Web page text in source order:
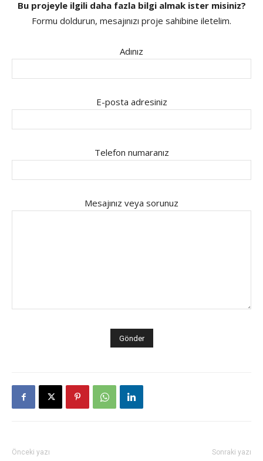
Bu projeyle ilgili daha fazla bilgi almak ister misiniz?
Formu doldurun, mesajınızı proje sahibine iletelim.
Adınız
E-posta adresiniz
Telefon numaranız
Mesajınız veya sorunuz
Önceki yazı Sonraki yazı